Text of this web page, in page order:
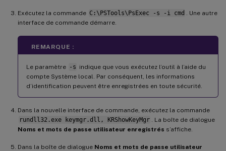
Exécutez la commande C:\PSTools\PsExec -s -i cmd
. Une autre
interface de commande démarre.
REMARQUE :
Le paramètre -s indique que vous exécutez l’outil à l’aide du
compte Système local. Par conséquent, les informations
d’identification peuvent être enregistrées en toute sécurité.
Dans la nouvelle interface de commande, exécutez la commande
rundll32.exe keymgr.dll, KRShowKeyMgr
. La boîte de dialogue
Noms et mots de passe utilisateur enregistrés s’affiche.
Dans la boîte de dialogue Noms et mots de passe utilisateur